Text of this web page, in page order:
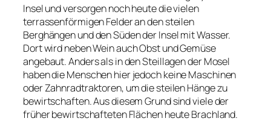
Insel und versorgen noch heute die vielen
terrassenförmigen Felder an den steilen
Berghängen und den Süden der Insel mit Wasser.
Dort wird neben Wein auch Obst und Gemüse
angebaut. Anders als in den Steillagen der Mosel
haben die Menschen hier jedoch keine Maschinen
oder Zahnradtraktoren, um die steilen Hänge zu
bewirtschaften. Aus diesem Grund sind viele der
früher bewirtschafteten Flächen heute Brachland.